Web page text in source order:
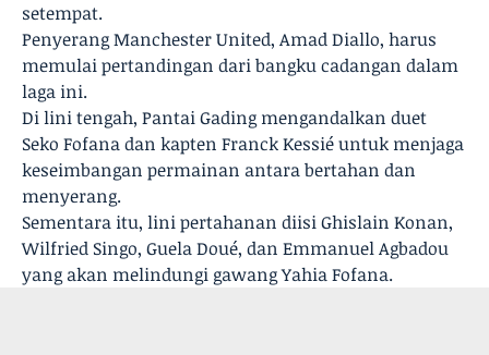
setempat.
Penyerang Manchester United, Amad Diallo, harus
memulai pertandingan dari bangku cadangan dalam
laga ini.
Di lini tengah, Pantai Gading mengandalkan duet
Seko Fofana dan kapten Franck Kessié untuk menjaga
keseimbangan permainan antara bertahan dan
menyerang.
Sementara itu, lini pertahanan diisi Ghislain Konan,
Wilfried Singo, Guela Doué, dan Emmanuel Agbadou
yang akan melindungi gawang Yahia Fofana.